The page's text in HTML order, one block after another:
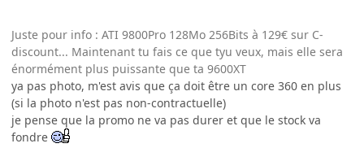
Juste pour info : ATI 9800Pro 128Mo 256Bits à 129€ sur C-
discount... Maintenant tu fais ce que tyu veux, mais elle sera
énormément plus puissante que ta 9600XT
ya pas photo, m'est avis que ça doit être un core 360 en plus
(si la photo n'est pas non-contractuelle)
je pense que la promo ne va pas durer et que le stock va
fondre